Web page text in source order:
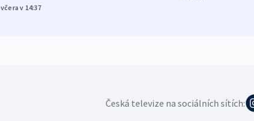
včera v 14:37
Česká televize na sociálních sítích: